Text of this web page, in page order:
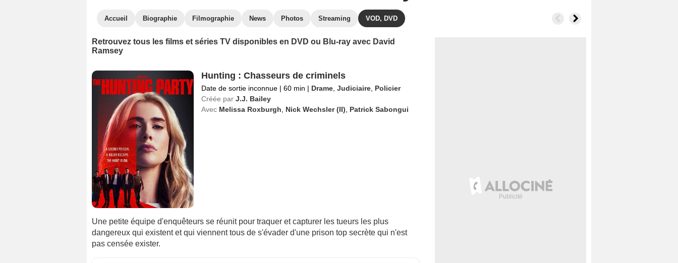
Accueil Biographie Filmographie News Photos Streaming VOD, DVD
Retrouvez tous les films et séries TV disponibles en DVD ou Blu-ray avec David
Ramsey
Hunting : Chasseurs de criminels
Date de sortie inconnue | 60 min | Drame, Judiciaire, Policier
Créée par J.J. Bailey
Avec Melissa Roxburgh Nick Wechsler (II) Patrick Sabongui
Une petite équipe d'enquêteurs se réunit pour traquer et capturer les tueurs les plus
dangereux qui existent et qui viennent tous de s'évader d'une prison top secrète qui n'est
pas censée exister.